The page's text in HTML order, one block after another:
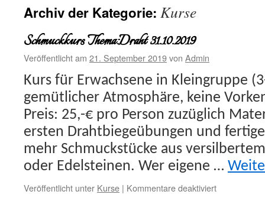
Archiv der Kategorie: Kurse
Schmuckkurs Thema:Draht 31.10.2019
Veröffentlicht am 21. September 2019von Admin
Kurs für Erwachsene in Kleingruppe
gemütlicher Atmosphäre, keine
Preis: 25,-€ pro Person zuzüglich
ersten Drahtbiegeübungen und
mehr Schmuckstücke aus
oder Edelsteinen. Wer eigene …
Veröffentlicht unter Kurse | Kommentare deaktiviertfür